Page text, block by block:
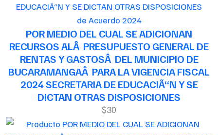
de Acuerdo 2024
POR MEDIO DEL CUAL SE ADICIONAN
RECURSOS ALÂ PRESUPUESTO GENERAL DE
RENTAS Y GASTOSÂ DEL MUNICIPIO DE
BUCARAMANGAÂ PARA LA VIGENCIA FISCAL
2024 SECRETARIA DE EDUCACIÃ“N Y SE
DICTAN OTRAS DISPOSICIONES
$30